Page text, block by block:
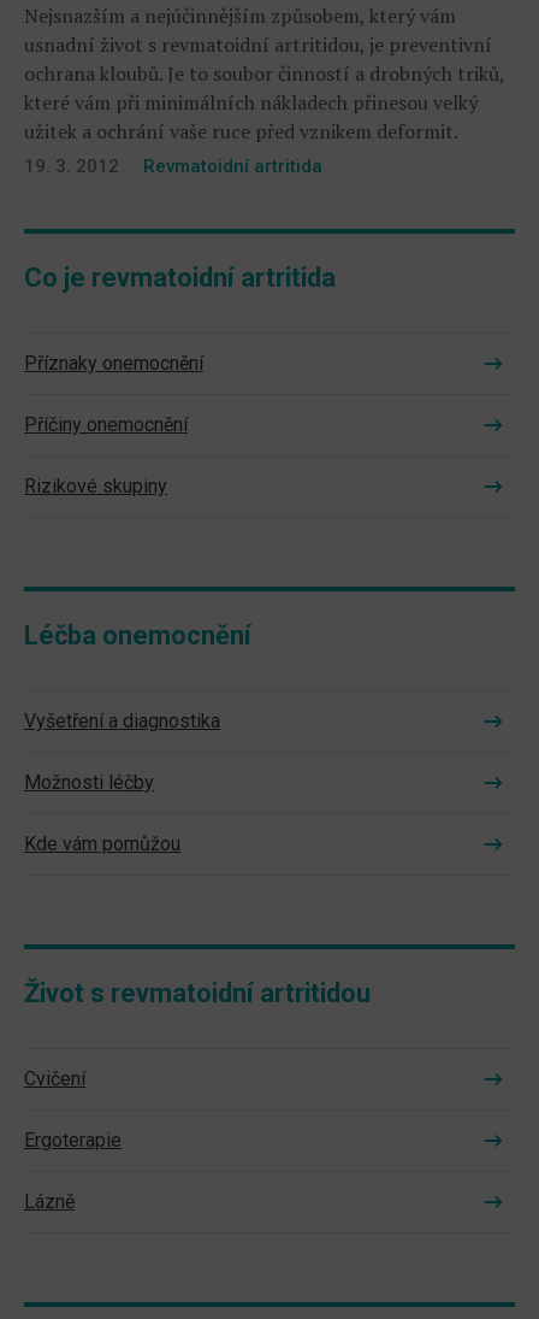
Nejsnazším a nejúčinnějším způsobem, který vám
usnadní život s revmatoidní artritidou, je preventivní
ochrana kloubů. Je to soubor činností a drobných triků,
které vám při minimálních nákladech přinesou velký
užitek a ochrání vaše ruce před vznikem deformit.
19. 3. 2012 Revmatoidní artritida
Co je revmatoidní artritida
Příznaky onemocnění
Příčiny onemocnění
Rizikové skupiny
Léčba onemocnění
Vyšetření a diagnostika
Možnosti léčby
Kde vám pomůžou
Život s revmatoidní artritidou
Cvičení
Ergoterapie
Lázně